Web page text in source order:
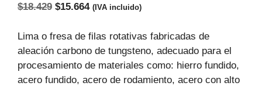
$18.429 El
original
era:
$18.429.
$15.664El
actual
es:
$15.664.
(IVA incluido)
Lima o fresa de filas rotativas fabricadas de
aleación carbono de tungsteno, adecuado para el
procesamiento de materiales como: hierro fundido,
acero fundido, acero de rodamiento, acero con alto